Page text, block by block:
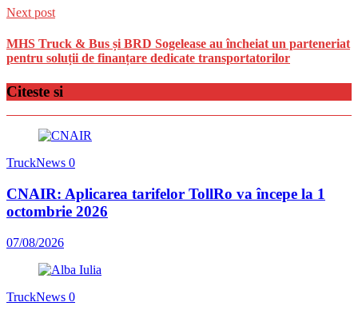
Next post
MHS Truck & Bus și BRD Sogelease au încheiat un parteneriat
pentru soluții de finanțare dedicate transportatorilor
Citeste si
TruckNews 0
CNAIR: Aplicarea tarifelor TollRo va începe la 1
octombrie 2026
07/08/2026
TruckNews 0